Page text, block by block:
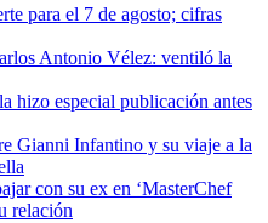
para el 7 de agosto; cifras
Antonio Vélez: ventiló la
hizo especial publicación antes
Gianni Infantino y su viaje a la
con su ex en ‘MasterChef
relación